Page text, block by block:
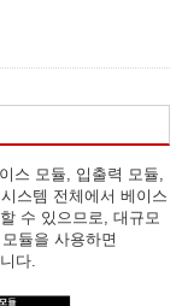
스 모듈, 입출력 모듈,
스템 전체에서 베이스
수 있으므로, 대규모
듈을 사용하면
다.